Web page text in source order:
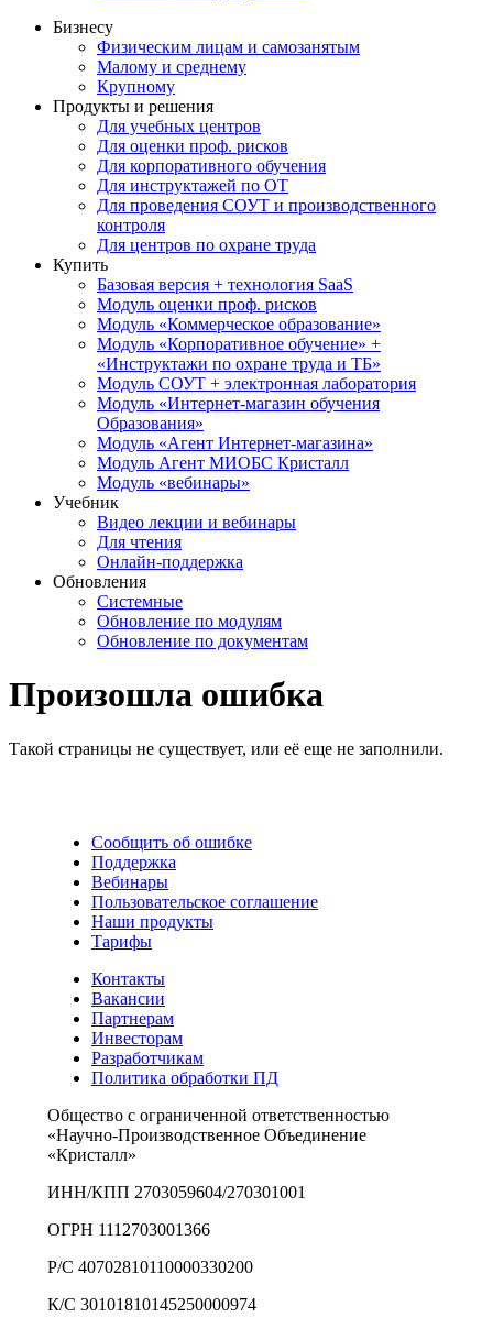
Бизнесу
Физическим лицам и самозанятым
Малому и среднему
Крупному
Продукты и решения
Для учебных центров
Для оценки проф. рисков
Для корпоративного обучения
Для инструктажей по ОТ
Для проведения СОУТ и производственного
контроля
Для центров по охране труда
Купить
Базовая версия + технология SaaS
Модуль оценки проф. рисков
Модуль «Коммерческое образование»
Модуль «Корпоративное обучение» +
«Инструктажи по охране труда и ТБ»
Модуль СОУТ + электронная лаборатория
Модуль «Интернет-магазин обучения
Образования»
Модуль «Агент Интернет-магазина»
Модуль Агент МИОБС Кристалл
Модуль «вебинары»
Учебник
Видео лекции и вебинары
Для чтения
Онлайн-поддержка
Обновления
Системные
Обновление по модулям
Обновление по документам
Произошла ошибка
Такой страницы не существует, или её еще не заполнили.
Сообщить об ошибке
Поддержка
Вебинары
Пользовательское соглашение
Наши продукты
Тарифы
Контакты
Вакансии
Партнерам
Инвесторам
Разработчикам
Политика обработки ПД
Общество с ограниченной ответственностью
«Научно-Производственное Объединение
«Кристалл»
ИНН/КПП 2703059604/270301001
ОГРН 1112703001366
Р/С 40702810110000330200
К/С 30101810145250000974